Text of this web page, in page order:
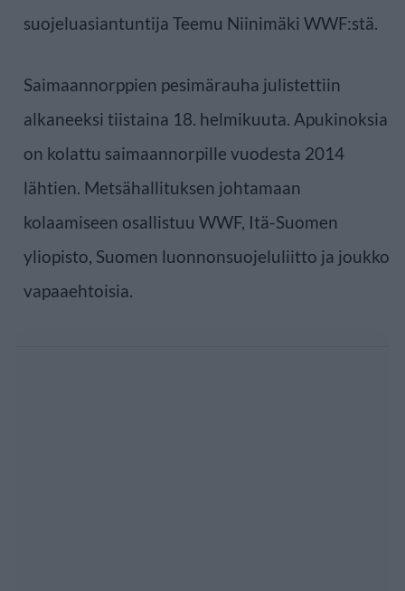
suojeluasiantuntija Teemu Niinimäki WWF:stä.
Saimaannorppien pesimärauha julistettiin
alkaneeksi tiistaina 18. helmikuuta. Apukinoksia
on kolattu saimaannorpille vuodesta 2014
lähtien. Metsähallituksen johtamaan
kolaamiseen osallistuu WWF, Itä-Suomen
yliopisto, Suomen luonnonsuojeluliitto ja joukko
vapaaehtoisia.